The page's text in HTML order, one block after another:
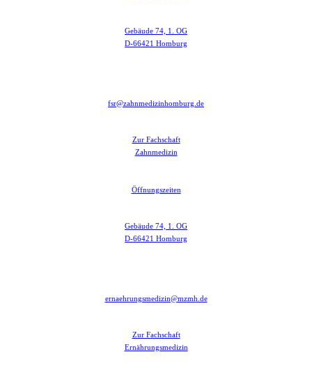
Gebäude 74, 1. OG
D-66421 Homburg
fsr@zahnmedizinhomburg.de
Zur Fachschaft
Zahnmedizin
Öffnungszeiten
Gebäude 74, 1. OG
D-66421 Homburg
ernaehrungsmedizin@mzmh.de
Zur Fachschaft
Ernährungsmedizin